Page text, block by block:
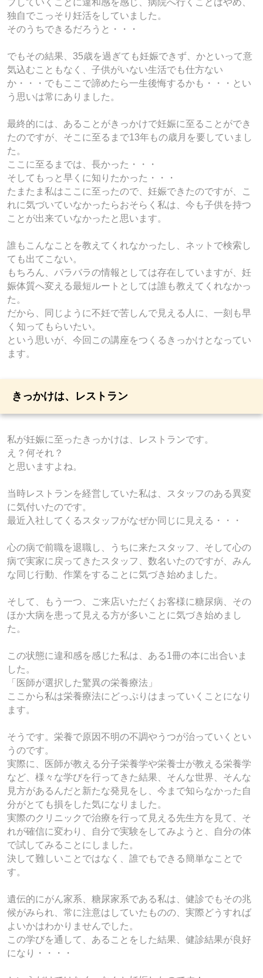
プしていくことに違和感を感じ、病院へ行くことはやめ、
独自でこっそり妊活をしていました。
そのうちできるだろうと・・・
でもその結果、35歳を過ぎても妊娠できず、かといって意
気込むこともなく、子供がいない生活でも仕方ない
か・・・でもここで諦めたら一生後悔するかも・・・とい
う思いは常にありました。
最終的には、あることがきっかけで妊娠に至ることができ
たのですが、そこに至るまで13年もの歳月を要していまし
た。
ここに至るまでは、長かった・・・
そしてもっと早くに知りたかった・・・
たまたま私はここに至ったので、妊娠できたのですが、こ
れに気づいていなかったらおそらく私は、今も子供を持つ
ことが出来ていなかったと思います。
誰もこんなことを教えてくれなかったし、ネットで検索し
ても出てこない。
もちろん、バラバラの情報としては存在していますが、妊
娠体質へ変える最短ルートとしては誰も教えてくれなかっ
た。
だから、同じように不妊で苦しんで見える人に、一刻も早
く知ってもらいたい。
という思いが、今回この講座をつくるきっかけとなってい
ます。
きっかけは、レストラン
私が妊娠に至ったきっかけは、レストランです。
え？何それ？
と思いますよね。
当時レストランを経営していた私は、スタッフのある異変
に気付いたのです。
最近入社してくるスタッフがなぜか同じに見える・・・
心の病で前職を退職し、うちに来たスタッフ、そして心の
病で実家に戻ってきたスタッフ、数名いたのですが、みん
な同じ行動、作業をすることに気づき始めました。
そして、もう一つ、ご来店いただくお客様に糖尿病、その
ほか大病を患って見える方が多いことに気づき始めまし
た。
この状態に違和感を感じた私は、ある1冊の本に出合いま
した。
「医師が選択した驚異の栄養療法」
ここから私は栄養療法にどっぷりはまっていくことになり
ます。
そうです。栄養で原因不明の不調やうつが治っていくとい
うのです。
実際に、医師が教える分子栄養学や栄養士が教える栄養学
など、様々な学びを行ってきた結果、そんな世界、そんな
見方があるんだと新たな発見をし、今まで知らなかった自
分がとても損をした気になりました。
実際のクリニックで治療を行って見える先生方を見て、そ
れが確信に変わり、自分で実験をしてみようと、自分の体
で試してみることにしました。
決して難しいことではなく、誰でもできる簡単なことで
す。
遺伝的にがん家系、糖尿家系である私は、健診でもその兆
候がみられ、常に注意はしていたものの、実際どうすれば
よいかはわかりませんでした。
この学びを通して、あることをした結果、健診結果が良好
になり・・・・